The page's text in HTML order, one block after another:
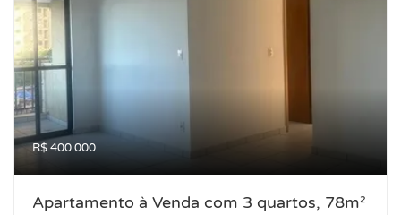
R$ 400.000
Apartamento à Venda com 3 quartos, 78m²